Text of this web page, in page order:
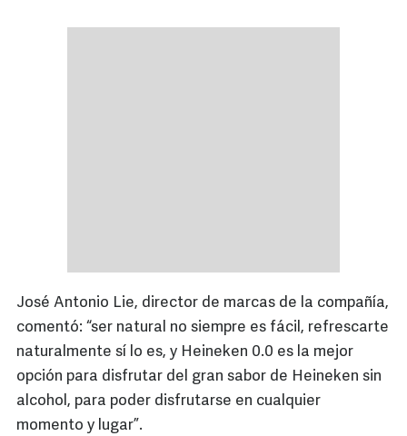
José Antonio Lie, director de marcas de la compañía,
comentó: “ser natural no siempre es fácil, refrescarte
naturalmente sí lo es, y Heineken 0.0 es la mejor
opción para disfrutar del gran sabor de Heineken sin
alcohol, para poder disfrutarse en cualquier
momento y lugar”.